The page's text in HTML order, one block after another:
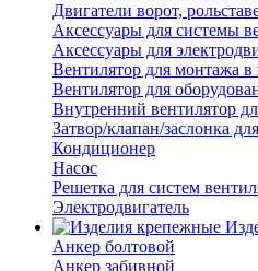
Двигатели ворот,
Аксессуары для системы
Аксессуары для
Вентилятор для монтажа в
Вентилятор для
Внутренний вентилятор
Затвор/клапан/заслонка
Кондиционер
Насос
Решетка для систем
Электродвигатель
Анкер болтовой
Анкер забивной